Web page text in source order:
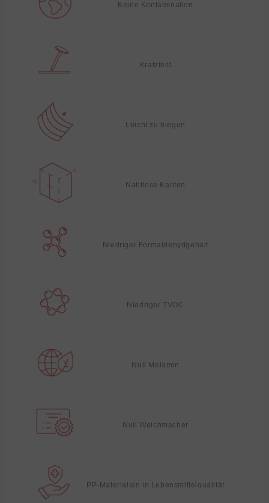
Keine Kontamination
Kratzfest
Leicht zu biegen
Nahtlose Kanten
Niedriger Formaldehydgehalt
Niedriger TVOC
Null Melamin
Null Weichmacher
PP-Materialien in Lebensmittelqualität